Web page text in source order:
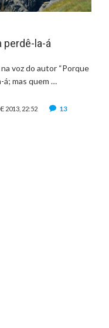
perdê-la-á
voz do autor “Porque
á; mas quem …
2013, 22:52
13